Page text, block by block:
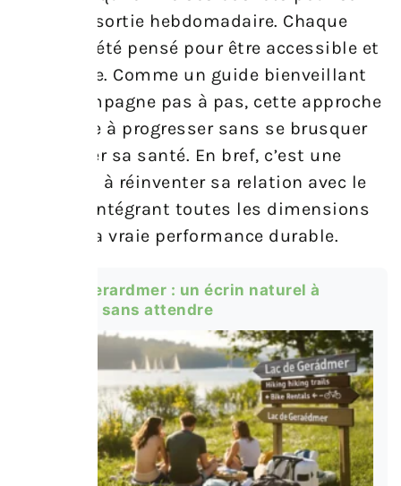
première sortie hebdomadaire. Chaque
conseil a été pensé pour être accessible et
applicable. Comme un guide bienveillant
qui accompagne pas à pas, cette approche
encourage à progresser sans se brusquer
ni sacrifier sa santé. En bref, c’est une
invitation à réinventer sa relation avec le
sport en intégrant toutes les dimensions
qui font la vraie performance durable.
lac de gerardmer : un écrin naturel à
explorer sans attendre